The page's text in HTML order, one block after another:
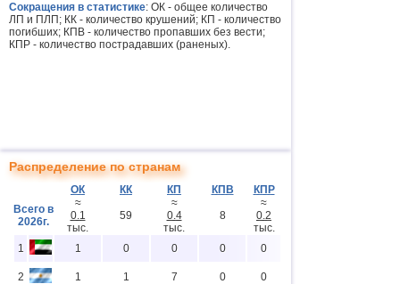
Сокращения в статистике: ОК - общее количество
ЛП и ПЛП; КК - количество крушений; КП - количество
погибших; КПВ - количество пропавших без вести;
КПР - количество пострадавших (раненых).
Распределение по странам
ОК КК КП КПВ
КПР
Всего в
2026г.
≈
0.1
тыс.
59
≈
0.4
тыс.
8
≈
0.2
тыс.
1
1 0 0 0 0
2 1 1 7 0 0